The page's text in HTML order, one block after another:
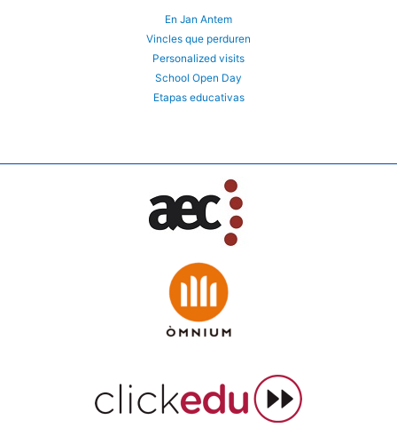
En Jan Antem
Vincles que perduren
Personalized visits
School Open Day
Etapas educativas